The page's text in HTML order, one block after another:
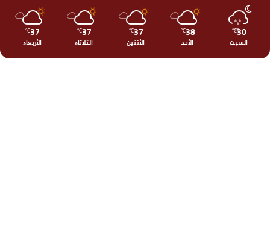
30
℃
السبت
38
℃
الأحد
37
℃
الأثنين
37
℃
الثلاثاء
37
℃
الأربعاء